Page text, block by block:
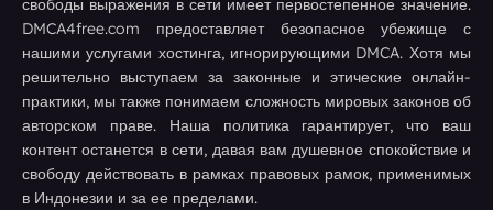
свободы выражения в сети имеет первостепенное значение.
DMCA4free.com предоставляет безопасное убежище с
нашими услугами хостинга, игнорирующими DMCA. Хотя мы
решительно выступаем за законные и этические онлайн-
практики, мы также понимаем сложность мировых законов об
авторском праве. Наша политика гарантирует, что ваш
контент останется в сети, давая вам душевное спокойствие и
свободу действовать в рамках правовых рамок, применимых
в Индонезии и за ее пределами.